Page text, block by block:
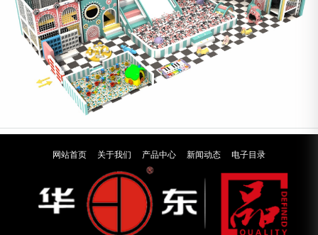
网站首页 关于我们 产品中心 新闻动态 电子目录